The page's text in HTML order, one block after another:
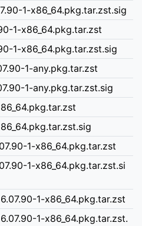
1-x86_64.pkg.tar.zst.sig
1-x86_64.pkg.tar.zst
1-x86_64.pkg.tar.zst.sig
1-any.pkg.tar.zst
1-any.pkg.tar.zst.sig
1-x86_64.pkg.tar.zst
1-x86_64.pkg.tar.zst.si
1-x86_64.pkg.tar.zst
1-x86_64.pkg.tar.zst.